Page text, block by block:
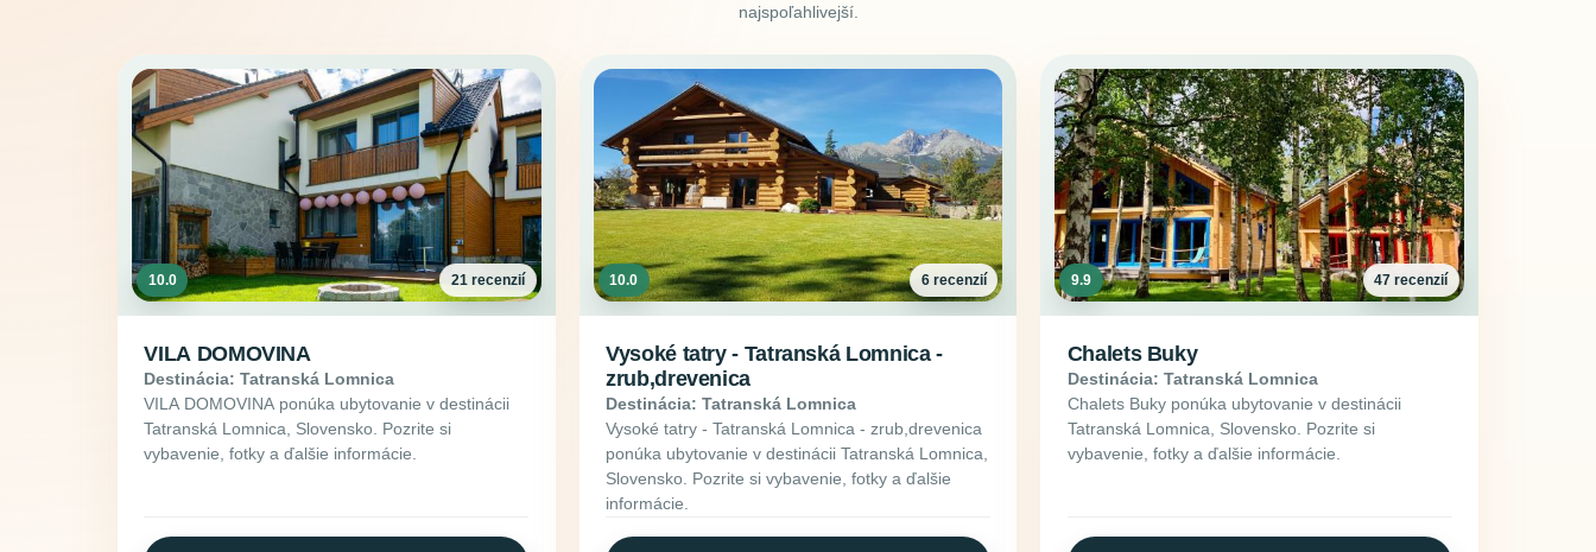
najspoľahlivejší.
10.0 21 recenzií
VILA DOMOVINA
Destinácia: Tatranská Lomnica
VILA DOMOVINA ponúka ubytovanie v destinácii
Tatranská Lomnica, Slovensko. Pozrite si
vybavenie, fotky a ďalšie informácie.
10.0 6 recenzií
Vysoké tatry - Tatranská Lomnica -
zrub,drevenica
Destinácia: Tatranská Lomnica
Vysoké tatry - Tatranská Lomnica - zrub,drevenica
ponúka ubytovanie v destinácii Tatranská Lomnica,
Slovensko. Pozrite si vybavenie, fotky a ďalšie
informácie.
9.9 47 recenzií
Chalets Buky
Destinácia: Tatranská Lomnica
Chalets Buky ponúka ubytovanie v destinácii
Tatranská Lomnica, Slovensko. Pozrite si
vybavenie, fotky a ďalšie informácie.